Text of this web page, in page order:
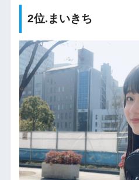
2位.まいきち